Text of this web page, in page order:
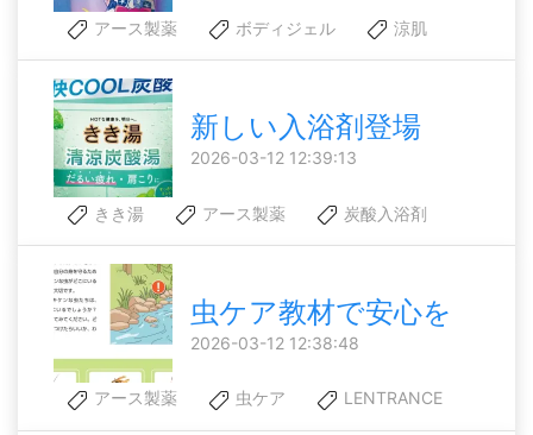
アース製薬
ボディジェル 涼肌
新しい入浴剤登場
2026-03-12 12:39:13
きき湯 アース製薬 炭酸入浴剤
虫ケア教材で安心を
2026-03-12 12:38:48
アース製薬 虫ケア LENTRANCE